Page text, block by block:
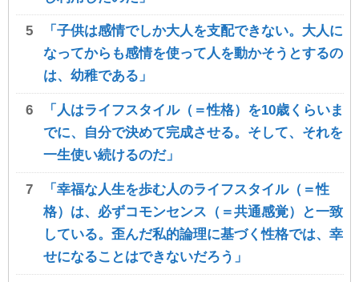
「子供は感情でしか大人を支配できない。大人に
なってからも感情を使って人を動かそうとするの
は、幼稚である」
「人はライフスタイル（＝性格）を10歳くらいま
でに、自分で決めて完成させる。そして、それを
一生使い続けるのだ」
「幸福な人生を歩む人のライフスタイル（＝性
格）は、必ずコモンセンス（＝共通感覚）と一致
している。歪んだ私的論理に基づく性格では、幸
せになることはできないだろう」